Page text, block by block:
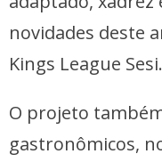
novidades deste
Kings League Sesi.
O projeto
gastronômicos,